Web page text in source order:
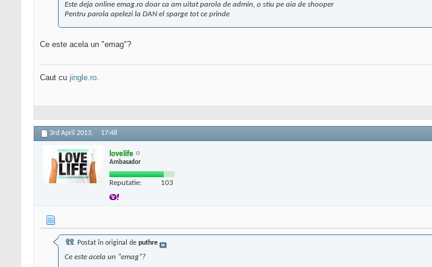
Este deja online emag.ro doar ca am uitat parola de admin, o stiu pe aia de shooper
Pentru parola apelezi la DAN el sparge tot ce prinde
Ce este acela un "emag"?
Caut cu jingle.ro.
3rd April 2013, 17:48
lovelife
Ambasador
Reputatie: 103
Postat în original de puthre
Ce este acela un "emag"?